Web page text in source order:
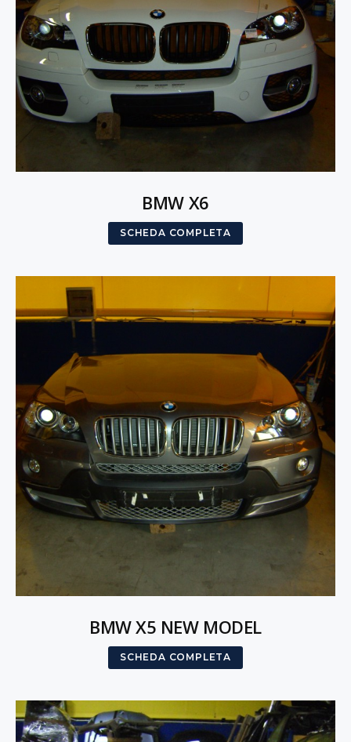
BMW X6
SCHEDA COMPLETA
BMW X5 NEW MODEL
SCHEDA COMPLETA